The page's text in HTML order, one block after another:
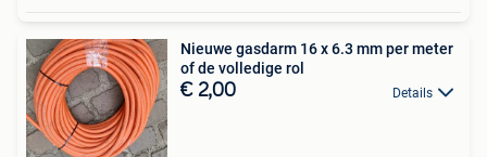
Nieuwe gasdarm 16 x 6.3 mm per meter
of de volledige rol
€ 2,00 Details